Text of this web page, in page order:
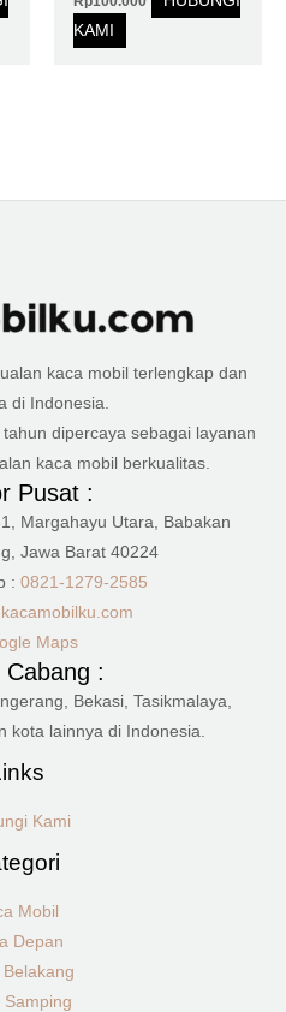
KAMI
kaca mobil terlengkap dan
di Indonesia.
dipercaya sebagai layanan
kaca mobil berkualitas.
Pusat :
Margahayu Utara, Babakan
Jawa Barat 40224
: 0821-1279-2585
Maps
Cabang :
Bekasi, Tasikmalaya,
kota lainnya di Indonesia.
Kami
Mobil
Depan
Belakang
Samping